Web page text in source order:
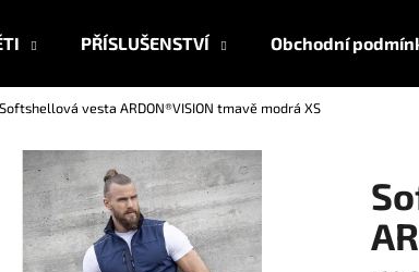
PŘÍSLUŠENSTVÍ Obchodní
Softshellová vesta ARDON®VISION tmavě modrá XS
potřebujete najít?
HLEDAT